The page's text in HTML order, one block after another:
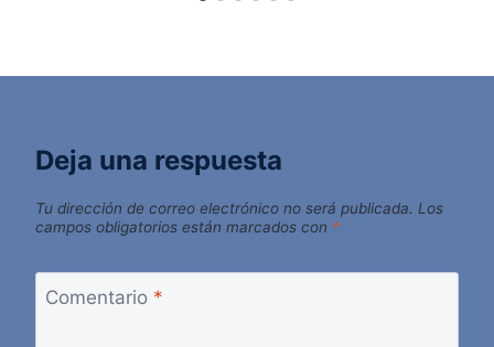
Deja una respuesta
Tu dirección de correo electrónico no será publicada. Los
campos obligatorios están marcados con *
Comentario *